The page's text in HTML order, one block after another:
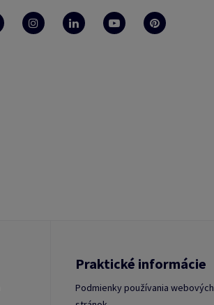
Praktické informácie
Podmienky používania webových